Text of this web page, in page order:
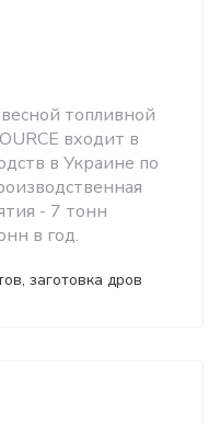
топливной
входит в
в Украине по
- 7 тонн
в год.
заготовка дров